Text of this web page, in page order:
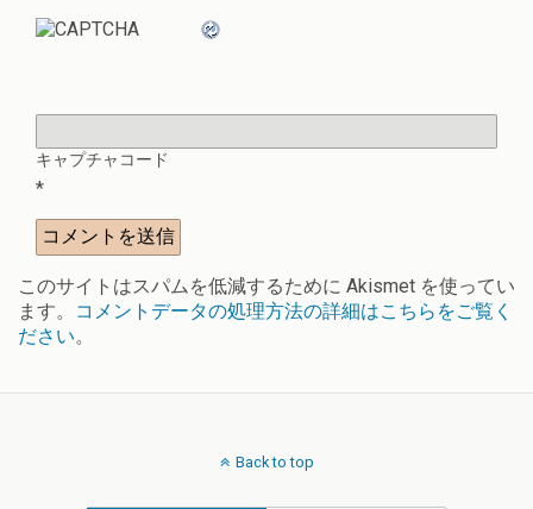
キャプチャコード
*
このサイトはスパムを低減するために Akismet を使ってい
ます。
コメントデータの処理方法の詳細はこちらをご覧く
ださい。
Back to top